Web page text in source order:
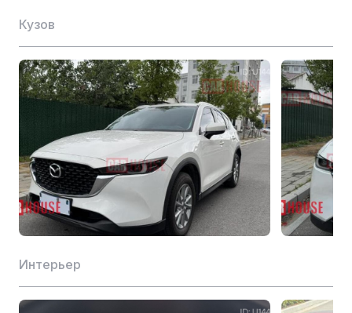
Количество цилиндров (шт.)
Количество клапанов на цилиндр (шт.) 4
Механизм распределения воздуха DOHC
Класс топлива
Материал цилиндра Алюминий
Водоизмещение (L)
Форма воздухозаборника Атмосферный
Кузов
Интерьер